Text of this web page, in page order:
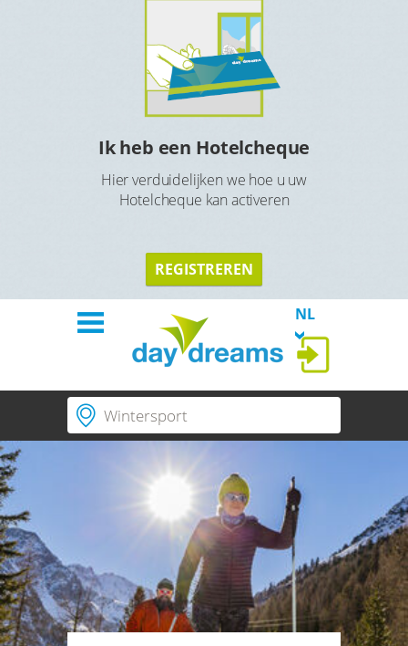
Ik heb een Hotelcheque
Hier verduidelijken we hoe u uw
Hotelcheque kan activeren
REGISTREREN
NL
Welkom
Hotels
Thema´s
Plus hotels
Shop
Populaire thema's
3 Nachten
Aankomst Vertrek
Aantal personen | kamer
2volwassenen, 0 kinderen 1
kamer